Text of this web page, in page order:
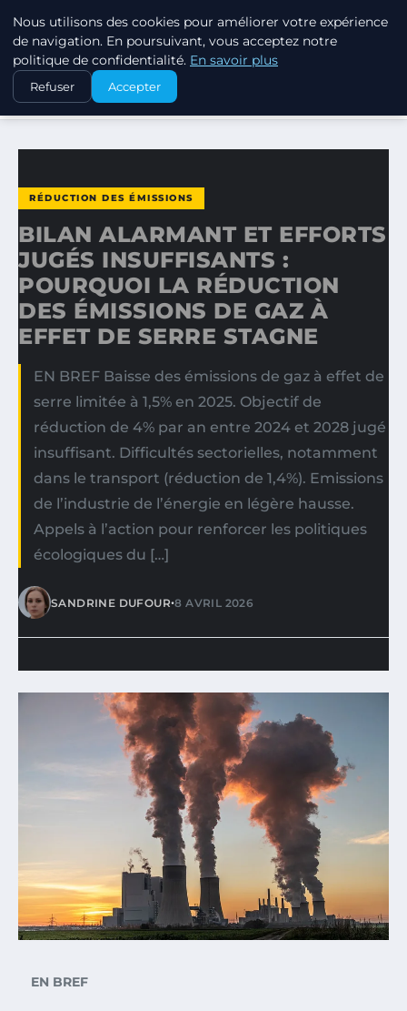
EXXON CLIMATE FOOTPRINT
ACCUEIL
RÉDUCTION DES ÉMISSIONS
BILAN ALARMANT ET EFFORTS JUGÉS INSUFFISANTS…
RÉDUCTION DES ÉMISSIONS
BILAN ALARMANT ET EFFORTS
JUGÉS INSUFFISANTS :
POURQUOI LA RÉDUCTION
DES ÉMISSIONS DE GAZ À
EFFET DE SERRE STAGNE
EN BREF Baisse des émissions de gaz à effet de
serre limitée à 1,5% en 2025. Objectif de
réduction de 4% par an entre 2024 et 2028 jugé
insuffisant. Difficultés sectorielles, notamment
dans le transport (réduction de 1,4%). Emissions
de l’industrie de l’énergie en légère hausse.
Appels à l’action pour renforcer les politiques
écologiques du […]
SANDRINE DUFOUR•8 AVRIL 2026
EN BREF
Nous utilisons des cookies pour améliorer votre expérience
de navigation. En poursuivant, vous acceptez notre
politique de confidentialité. En savoir plus
Refuser Accepter